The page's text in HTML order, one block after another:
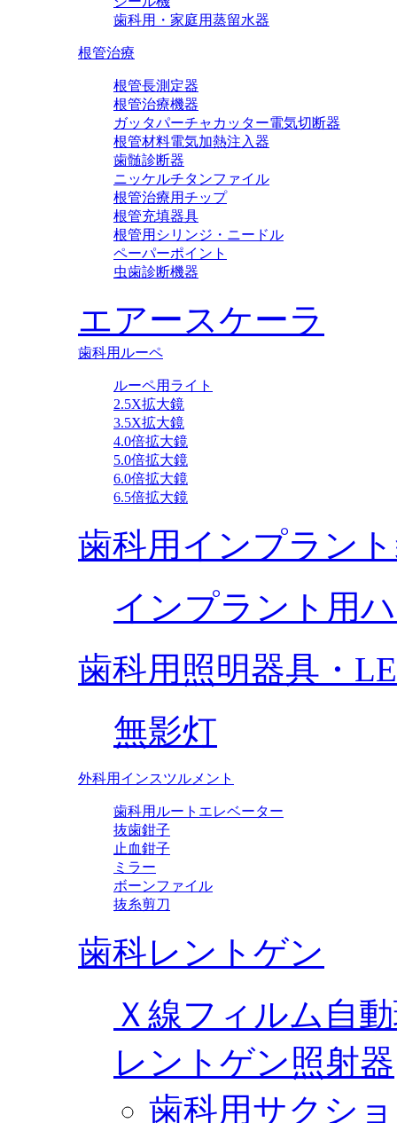
歯科用・家庭用蒸留水器
根管治療
根管長測定器
根管治療機器
ガッタパーチャカッター電気切断器
根管材料電気加熱注入器
歯髄診断器
ニッケルチタンファイル
根管治療用チップ
根管充填器具
根管用シリンジ・ニードル
ペーパーポイント
虫歯診断機器
エアースケーラ
歯科用ルーペ
ルーペ用ライト
2.5X拡大鏡
3.5X拡大鏡
4.0倍拡大鏡
5.0倍拡大鏡
6.0倍拡大鏡
6.5倍拡大鏡
歯科用インプラン
インプラント用
歯科用照明器具・
無影灯
外科用インスツルメント
歯科用ルートエレベーター
抜歯鉗子
止血鉗子
ミラー
ボーンファイル
抜糸剪刀
歯科レントゲン
Ｘ線フィルム自
レントゲン照射器
歯科用サクシ